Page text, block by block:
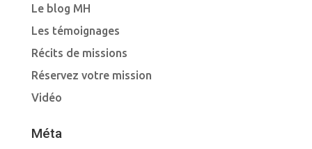
Le blog MH
Les témoignages
Récits de missions
Réservez votre mission
Vidéo
Méta